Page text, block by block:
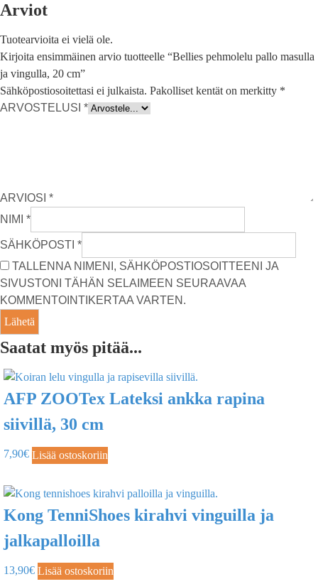
Arviot
Tuotearvioita ei vielä ole.
Kirjoita ensimmäinen arvio tuotteelle “Bellies pehmolelu pallo masulla
ja vingulla, 20 cm”
Sähköpostiosoitettasi ei julkaista. Pakolliset kentät on merkitty *
ARVOSTELUSI *
ARVIOSI *
NIMI *
SÄHKÖPOSTI *
TALLENNA NIMENI, SÄHKÖPOSTIOSOITTEENI JA
SIVUSTONI TÄHÄN SELAIMEEN SEURAAVAA
KOMMENTOINTIKERTAA VARTEN.
Saatat myös pitää...
AFP ZOOTex Lateksi ankka rapina
siivillä, 30 cm
7,90€ Lisää ostoskoriin
Kong TenniShoes kirahvi vinguilla ja
jalkapalloilla
13,90€ Lisää ostoskoriin